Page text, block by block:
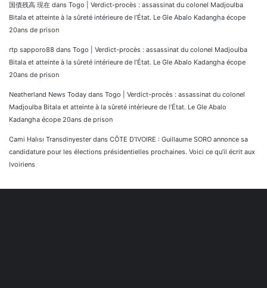
国債残高 現在 dans Togo | Verdict-procès : assassinat du colonel Madjoulba
Bitala et atteinte à la sûreté intérieure de l’État. Le Gle Abalo Kadangha écope
20ans de prison
rtp sapporo88 dans Togo | Verdict-procès : assassinat du colonel Madjoulba
Bitala et atteinte à la sûreté intérieure de l’État. Le Gle Abalo Kadangha écope
20ans de prison
Neatherland News Today dans Togo | Verdict-procès : assassinat du colonel
Madjoulba Bitala et atteinte à la sûreté intérieure de l’État. Le Gle Abalo
Kadangha écope 20ans de prison
Cami Halısı Transdinyester dans CÔTE D’IVOIRE : Guillaume SORO annonce sa
candidature pour les élections présidentielles prochaines. Voici ce qu’il écrit aux
Ivoiriens